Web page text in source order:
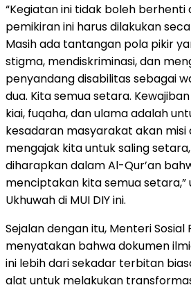
“Kegiatan ini tidak boleh berhenti
pemikiran ini harus dilakukan
Masih ada tantangan pola pikir
stigma, mendiskriminasi, dan
penyandang disabilitas sebagai
dua. Kita semua setara.
kiai, fuqaha, dan ulama adalah
kesadaran masyarakat akan misi
mengajak kita untuk saling
diharapkan dalam Al-Qur’an
menciptakan kita semua setara,”
Ukhuwah di MUI DIY ini.
Sejalan dengan itu, Menteri Sosial
menyatakan bahwa dokumen
ini lebih dari sekadar terbitan
alat untuk melakukan